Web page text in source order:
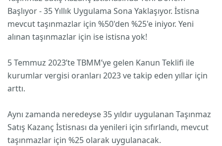
Başlıyor - 35 Yıllık Uygulama Sona Yaklaşıyor. İstisna
mevcut taşınmazlar için %50'den %25'e iniyor. Yeni
alınan taşınmazlar için ise istisna yok!
5 Temmuz 2023’te TBMM’ye gelen Kanun Teklifi ile
kurumlar vergisi oranları 2023 ve takip eden yıllar için
arttı.
Aynı zamanda neredeyse 35 yıldır uygulanan Taşınmaz
Satış Kazanç İstisnası da yenileri için sıfırlandı, mevcut
taşınmazlar için %25 olarak uygulanacak.